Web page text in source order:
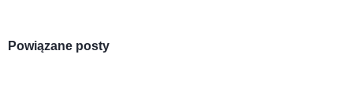
Powiązane posty